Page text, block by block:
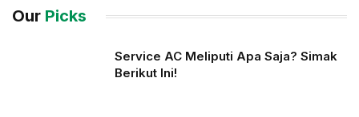
Our Picks
Service AC Meliputi Apa Saja? Simak
Berikut Ini!